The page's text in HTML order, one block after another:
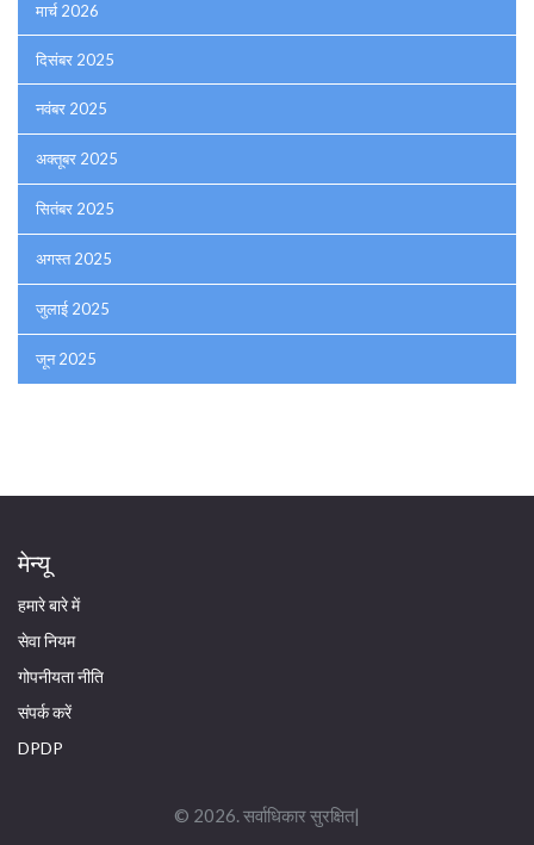
मार्च 2026
दिसंबर 2025
नवंबर 2025
अक्तूबर 2025
सितंबर 2025
अगस्त 2025
जुलाई 2025
जून 2025
मेन्यू
हमारे बारे में
सेवा नियम
गोपनीयता नीति
संपर्क करें
DPDP
© 2026. सर्वाधिकार सुरक्षित|